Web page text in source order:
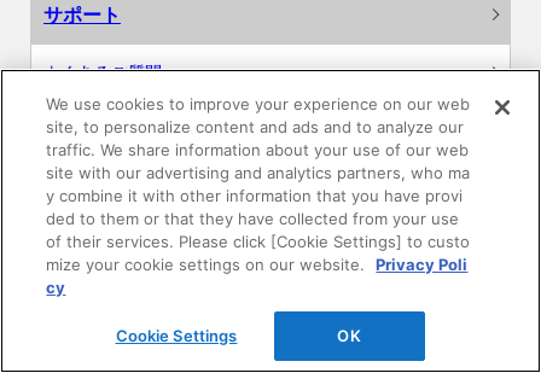
サポート
よくあるご質問
カタログ閲覧・資料請求
各種データダウンロード
WEB見積・各種シミュレーション
交換用部品の購入
We use cookies to improve your experience on our web
site, to personalize content and ads and to analyze our
traffic. We share information about your use of our web
site with our advertising and analytics partners, who ma
y combine it with other information that you have provi
ded to them or that they have collected from your use
of their services. Please click [Cookie Settings] to custo
mize your cookie settings on our website.
Privacy Poli
cy
Cookie Settings OK